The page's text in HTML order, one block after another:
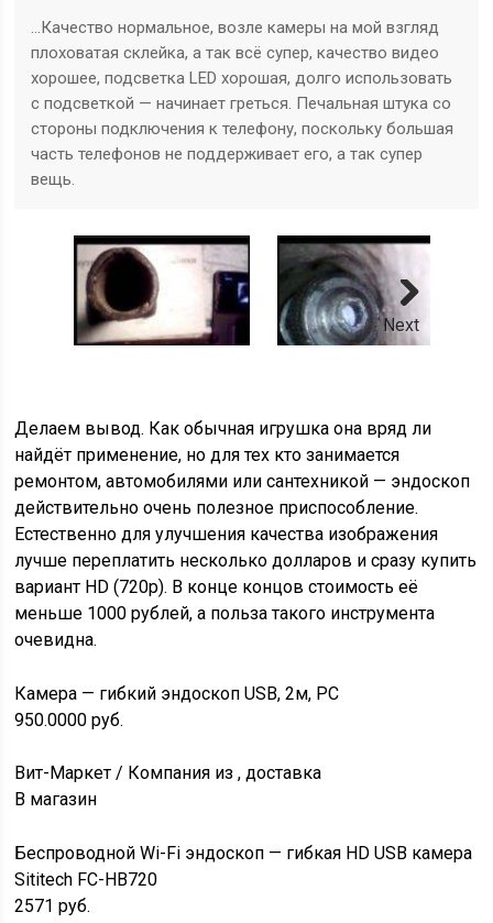
…Качество нормальное, возле камеры на мой взгляд
плоховатая склейка, а так всё супер, качество видео
хорошее, подсветка LED хорошая, долго использовать
с подсветкой — начинает греться. Печальная штука со
стороны подключения к телефону, поскольку большая
часть телефонов не поддерживает его, а так супер
вещь.
Next
Делаем вывод. Как обычная игрушка она вряд ли
найдёт применение, но для тех кто занимается
ремонтом, автомобилями или сантехникой — эндоскоп
действительно очень полезное приспособление.
Естественно для улучшения качества изображения
лучше переплатить несколько долларов и сразу купить
вариант HD (720р). В конце концов стоимость её
меньше 1000 рублей, а польза такого инструмента
очевидна.
Камера — гибкий эндоскоп USB, 2м, PC
950.0000руб.
Вит-Маркет / Компания из , доставка
В магазин
Беспроводной Wi-Fi эндоскоп — гибкая HD USB камера
Sititech FC-HВ720
2571руб.